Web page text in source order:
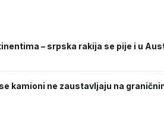
– srpska rakija se pije i u
kamioni ne zaustavljaju na